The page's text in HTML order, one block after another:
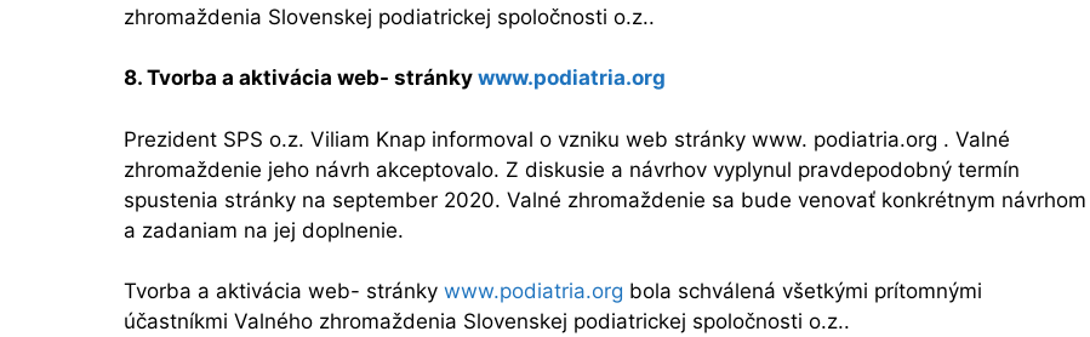
zhromaždenia Slovenskej podiatrickej spoločnosti o.z..
8. Tvorba a aktivácia web- stránky www.podiatria.org
Prezident SPS o.z. Viliam Knap informoval o vzniku web stránky www. podiatria.org . Valné
zhromaždenie jeho návrh akceptovalo. Z diskusie a návrhov vyplynul pravdepodobný termín
spustenia stránky na september 2020. Valné zhromaždenie sa bude venovať konkrétnym návrhom
a zadaniam na jej doplnenie.
Tvorba a aktivácia web- stránky www.podiatria.org bola schválená všetkými prítomnými
účastníkmi Valného zhromaždenia Slovenskej podiatrickej spoločnosti o.z..